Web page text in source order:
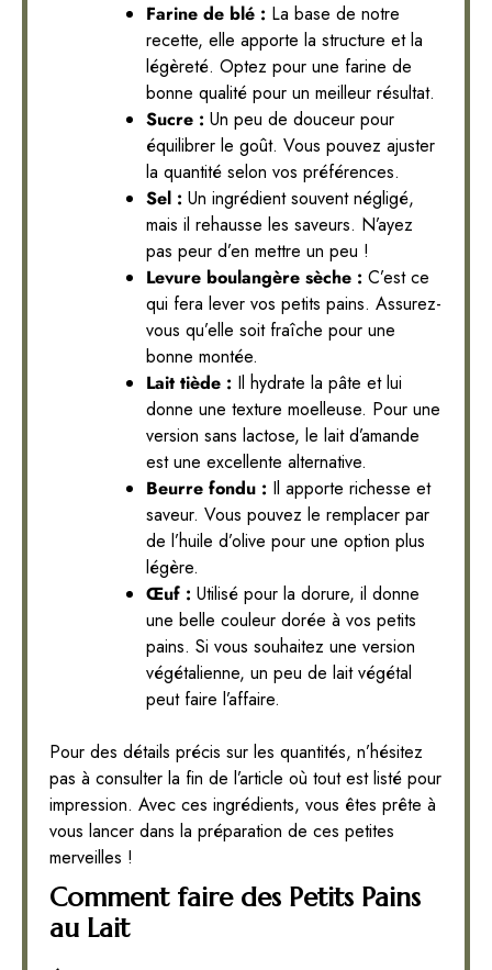
Farine de blé : La base de notre
recette, elle apporte la structure et la
légèreté. Optez pour une farine de
bonne qualité pour un meilleur résultat.
Sucre : Un peu de douceur pour
équilibrer le goût. Vous pouvez ajuster
la quantité selon vos préférences.
Sel : Un ingrédient souvent négligé,
mais il rehausse les saveurs. N’ayez
pas peur d’en mettre un peu !
Levure boulangère sèche : C’est ce
qui fera lever vos petits pains. Assurez-
vous qu’elle soit fraîche pour une
bonne montée.
Lait tiède : Il hydrate la pâte et lui
donne une texture moelleuse. Pour une
version sans lactose, le lait d’amande
est une excellente alternative.
Beurre fondu : Il apporte richesse et
saveur. Vous pouvez le remplacer par
de l’huile d’olive pour une option plus
légère.
Œuf : Utilisé pour la dorure, il donne
une belle couleur dorée à vos petits
pains. Si vous souhaitez une version
végétalienne, un peu de lait végétal
peut faire l’affaire.
Pour des détails précis sur les quantités, n’hésitez
pas à consulter la fin de l’article où tout est listé pour
impression. Avec ces ingrédients, vous êtes prête à
vous lancer dans la préparation de ces petites
merveilles !
Comment faire des Petits Pains
au Lait